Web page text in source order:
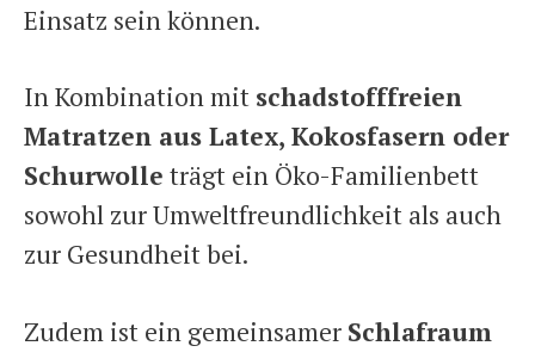
Einsatz sein können.
In Kombination mit schadstofffreien
Matratzen aus Latex, Kokosfasern oder
Schurwolle trägt ein Öko-Familienbett
sowohl zur Umweltfreundlichkeit als auch
zur Gesundheit bei.
Zudem ist ein gemeinsamer Schlafraum